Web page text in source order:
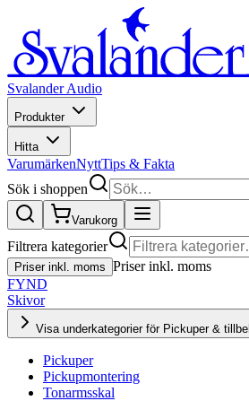
Svalander Audio
Produkter
Hitta
VarumärkenNyttTips & Fakta
Sök i shoppen
Varukorg
Filtrera kategorier
Priser inkl. moms Priser inkl. moms
FYND
Skivor
Visa underkategorier för Pickuper &
Pickuper
Pickupmontering
Tonarmsskal